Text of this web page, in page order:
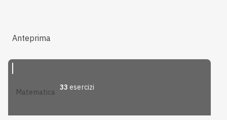
Anteprima
matematica
33 esercizi